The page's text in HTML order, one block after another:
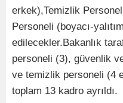
erkek),Temizlik
Personeli (boyacı-
edilecekler.Bakanlık
personeli (3), güvenlik
ve temizlik personeli (4
toplam 13 kadro ayrıldı.